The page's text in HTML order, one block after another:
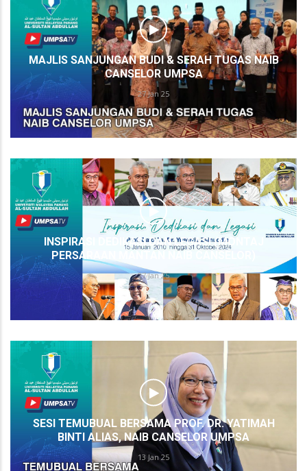
MAJLIS SANJUNGAN BUDI & SERAH TUGAS NAIB
CANSELOR UMPSA
27 Jan 25
INSPIRASI DEDIKASI DAN LEGASI (MONTAJ
PERSARAAN MANTAN NAIB CANSELOR)
27 Jan 25
SESI TEMUBUAL BERSAMA PROF. DR. YATIMAH
BINTI ALIAS, NAIB CANSELOR UMPSA
13 Jan 25